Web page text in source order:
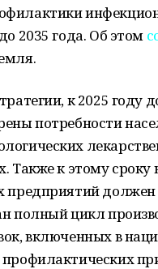
2035 года. Об этом
к 2025 году
потребности
Также к этому сроку
предприятий
полный цикл
включенных в